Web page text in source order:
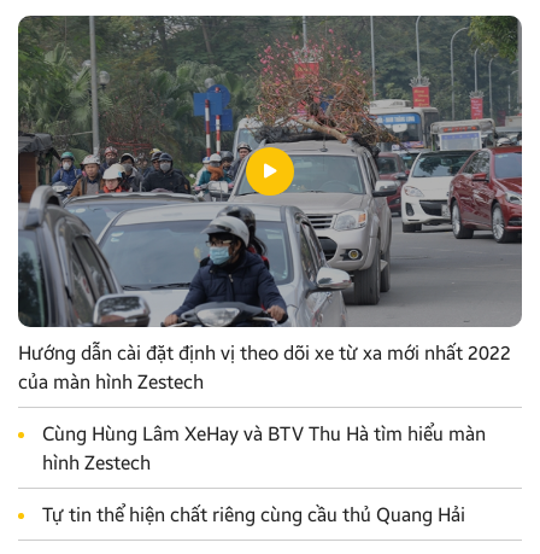
Hướng dẫn cài đặt định vị theo dõi xe từ xa mới nhất 2022
của màn hình Zestech
Cùng Hùng Lâm XeHay và BTV Thu Hà tìm hiểu màn
hình Zestech
Tự tin thể hiện chất riêng cùng cầu thủ Quang Hải